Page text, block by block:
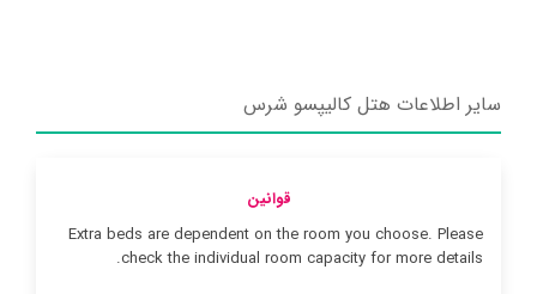
سایر اطلاعات هتل کالیپسو شرس
قوانین
Extra beds are dependent on the room you choose. Please
check the individual room capacity for more details.